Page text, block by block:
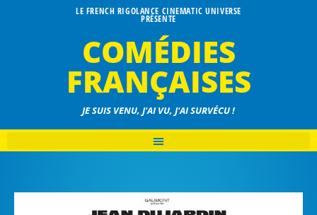
LE FRENCH RIGOLANCE CINEMATIC UNIVERSE
PRÉSENTE
COMÉDIES
FRANÇAISES
JE SUIS VENU, J'AI VU, J'AI SURVÉCU !